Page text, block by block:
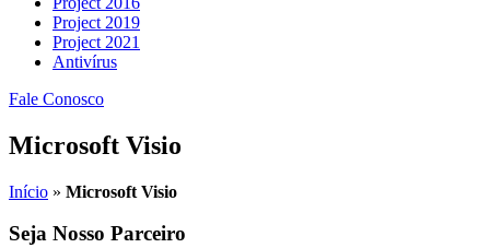
Project 2019
Project 2021
Antivírus
Fale Conosco
Microsoft Visio
Início » Microsoft Visio
Seja Nosso Parceiro